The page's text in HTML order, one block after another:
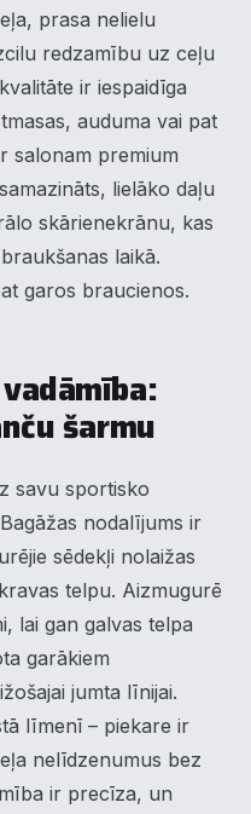
prasa nelielu
redzamību uz ceļu
ir iespaidīga
auduma vai pat
salonam premium
lielāko daļu
skārienekrānu, kas
laikā.
garos braucienos.
šarmu
savu sportisko
nodalījums ir
sēdekļi nolaižas
telpu. Aizmugurē
lai gan galvas telpa
garākiem
jumta līnijai.
līmenī – piekare ir
nelīdzenumus bez
ir precīza, un